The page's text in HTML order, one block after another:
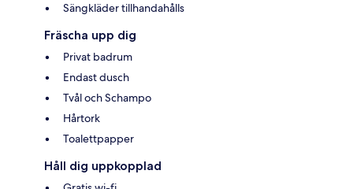
Sängkläder tillhandahålls
Fräscha upp dig
Privat badrum
Endast dusch
Tvål och Schampo
Hårtork
Toalettpapper
Håll dig uppkopplad